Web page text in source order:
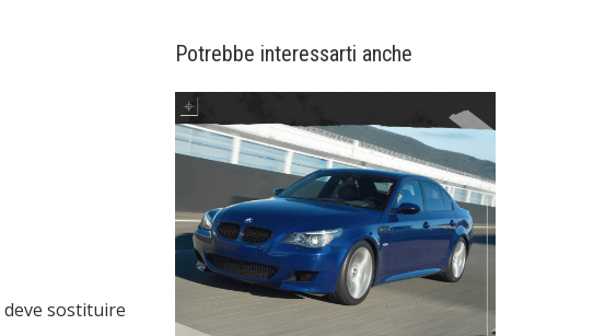
sostituire
Potrebbe interessarti anche